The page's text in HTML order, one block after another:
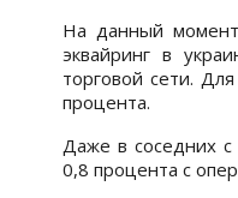
На данный
эквайринг в
торговой сети.
процента.
Даже в соседних с
0,8 процента с